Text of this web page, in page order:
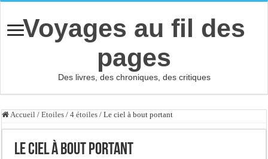
Voyages au fil des
pages
Des livres, des chroniques, des critiques
Accueil / Etoiles / 4 étoiles / Le ciel à bout portant
Le ciel à bout portant